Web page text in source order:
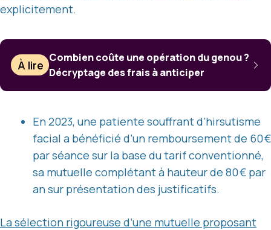
explicitement.
À lire
Combien coûte une opération du genou ?
Décryptage des frais à anticiper
En 2023, une patiente souffrant d’hirsutisme
facial a bénéficié d’un remboursement de 60 €
par séance sur la base du tarif conventionné,
sa mutuelle complétant à hauteur de 80 € par
an sur présentation des justificatifs.
La sélection rigoureuse d’une mutuelle proposant